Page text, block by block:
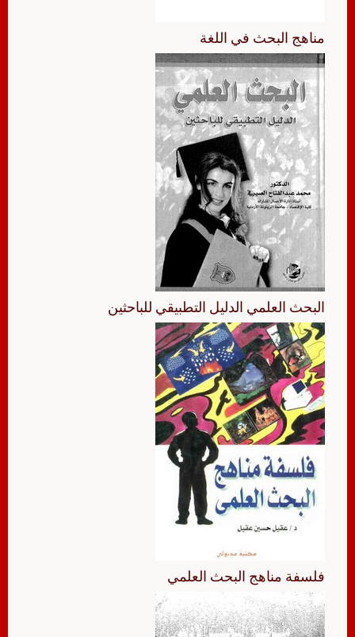
مناهج البحث في اللغة
البحث العلمي الدليل التطبيقي للباحثين
فلسفة مناهج البحث العلمي